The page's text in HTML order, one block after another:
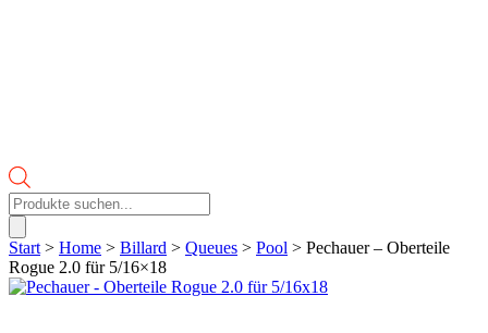
Products
search
Start > Home > Billard > Queues > Pool > Pechauer – Oberteile
Rogue 2.0 für 5/16×18